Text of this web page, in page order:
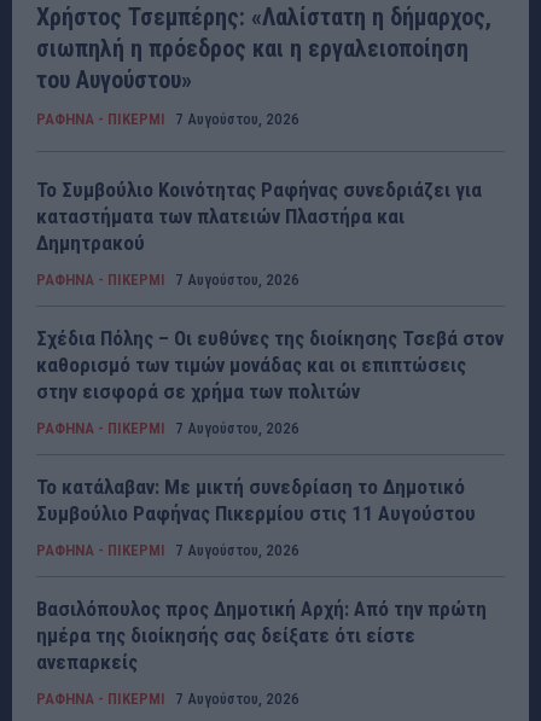
Χρήστος Τσεμπέρης: «Λαλίστατη η δήμαρχος,
σιωπηλή η πρόεδρος και η εργαλειοποίηση
του Αυγούστου»
ΡΑΦΗΝΑ - ΠΙΚΕΡΜΙ 7 Αυγούστου, 2026
Το Συμβούλιο Κοινότητας Ραφήνας συνεδριάζει για
καταστήματα των πλατειών Πλαστήρα και
Δημητρακού
ΡΑΦΗΝΑ - ΠΙΚΕΡΜΙ 7 Αυγούστου, 2026
Σχέδια Πόλης – Οι ευθύνες της διοίκησης Τσεβά στον
καθορισμό των τιμών μονάδας και οι επιπτώσεις
στην εισφορά σε χρήμα των πολιτών
ΡΑΦΗΝΑ - ΠΙΚΕΡΜΙ 7 Αυγούστου, 2026
Το κατάλαβαν: Με μικτή συνεδρίαση το Δημοτικό
Συμβούλιο Ραφήνας Πικερμίου στις 11 Αυγούστου
ΡΑΦΗΝΑ - ΠΙΚΕΡΜΙ 7 Αυγούστου, 2026
Βασιλόπουλος προς Δημοτική Αρχή: Από την πρώτη
ημέρα της διοίκησής σας δείξατε ότι είστε
ανεπαρκείς
ΡΑΦΗΝΑ - ΠΙΚΕΡΜΙ 7 Αυγούστου, 2026